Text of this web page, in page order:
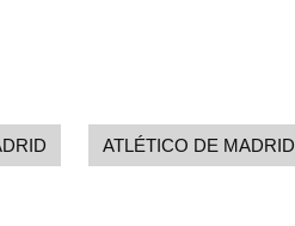
ATLÉTICO DE MADRID